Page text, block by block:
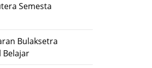
Semesta
Bulaksetra
Belajar